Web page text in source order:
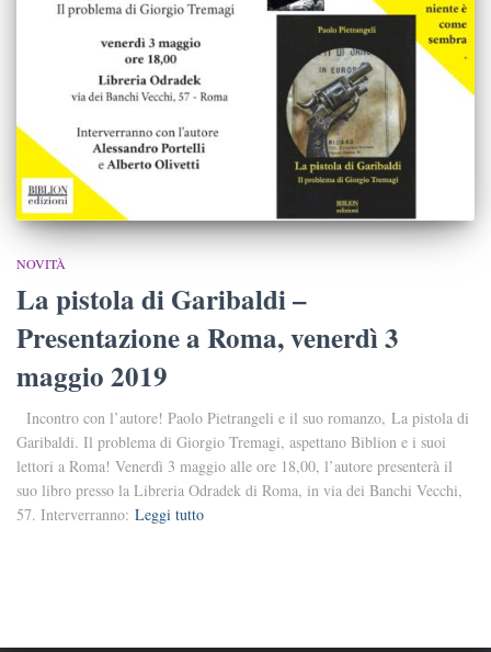
NOVITÀ
La pistola di Garibaldi –
Presentazione a Roma, venerdì 3
maggio 2019
Incontro con l’autore! Paolo Pietrangeli e il suo romanzo, La pistola di
Garibaldi. Il problema di Giorgio Tremagi, aspettano Biblion e i suoi
lettori a Roma! Venerdì 3 maggio alle ore 18,00, l’autore presenterà il
suo libro presso la Libreria Odradek di Roma, in via dei Banchi Vecchi,
57. Interverranno: Leggi tutto